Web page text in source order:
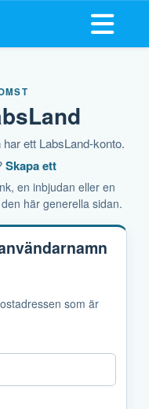
Öppna
ett LabsLand-konto.
Skapa ett
en inbjudan eller en
här generella sidan.
som är